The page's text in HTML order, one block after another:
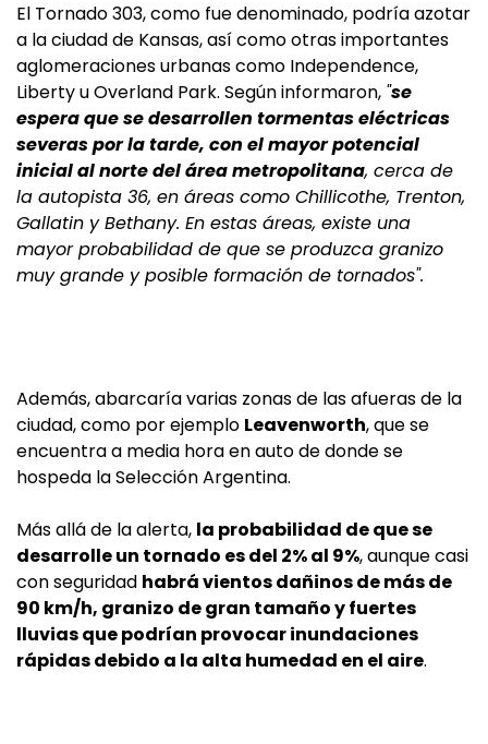
El Tornado 303, como fue denominado, podría azotar
a la ciudad de Kansas, así como otras importantes
aglomeraciones urbanas como Independence,
Liberty u Overland Park. Según informaron, "se
espera que se desarrollen tormentas eléctricas
severas por la tarde, con el mayor potencial
inicial al norte del área metropolitana, cerca de
la autopista 36, en áreas como Chillicothe, Trenton,
Gallatin y Bethany. En estas áreas, existe una
mayor probabilidad de que se produzca granizo
muy grande y posible formación de tornados".
Además, abarcaría varias zonas de las afueras de la
ciudad, como por ejemplo Leavenworth, que se
encuentra a media hora en auto de donde se
hospeda la Selección Argentina.
Más allá de la alerta, la probabilidad de que se
desarrolle un tornado es del 2% al 9%, aunquecasi
con seguridad habrá vientos dañinos de más de
90 km/h, granizo de gran tamaño y fuertes
lluvias que podrían provocar inundaciones
rápidas debido a la alta humedad en el aire.